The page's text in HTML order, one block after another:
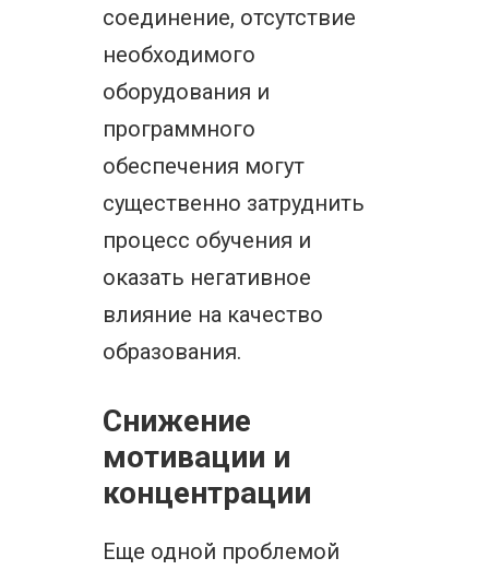
соединение, отсутствие
необходимого
оборудования и
программного
обеспечения могут
существенно затруднить
процесс обучения и
оказать негативное
влияние на качество
образования.
Снижение
мотивации и
концентрации
Еще одной проблемой